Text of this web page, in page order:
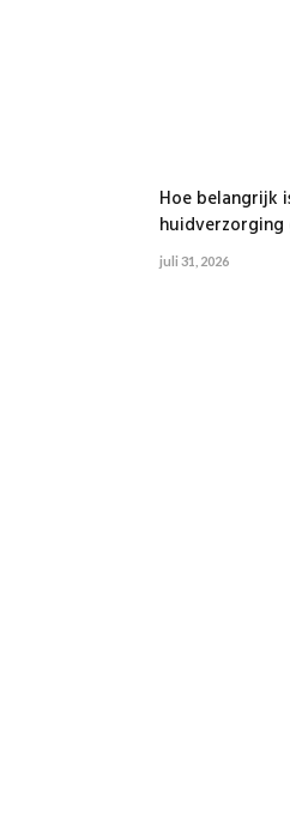
Hoe belangrijk
juli 31, 2026